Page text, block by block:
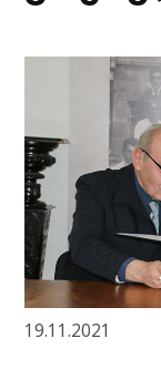
19.11.2021